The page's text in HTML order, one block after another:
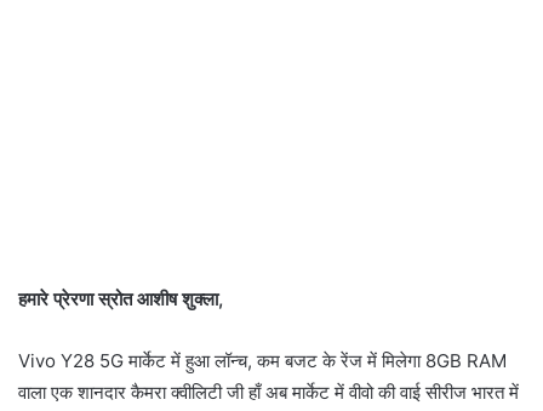
हमारे प्रेरणा स्रोत आशीष शुक्ला,
Vivo Y28 5G मार्केट में हुआ लॉन्च, कम बजट के रेंज में मिलेगा 8GB RAM
वाला एक शानदार कैमरा क्वीलिटी जी हाँ अब मार्केट में वीवो की वाई सीरीज भारत में